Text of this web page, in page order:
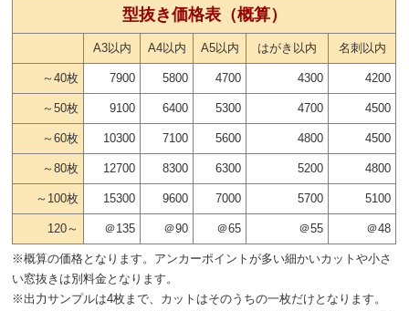
型抜き価格表（概算）
A3以内 A4以内 A5以内 はがき以内 名刺以内
～40枚 7900 5800 4700 4300 4200
～50枚 9100 6400 5300 4700 4500
～60枚 10300 7100 5600 4800 4500
～80枚 12700 8300 6300 5200 4800
～100枚 15300 9600 7000 5700 5100
120～ ＠135 ＠90 ＠65 ＠55 ＠48
※概算の価格となります。アンカーポイントが多い細かいカットや小さ
い窓抜きは別料金となります。
※出力サンプルは4枚まで、カットはそのうちの一枚だけとなります。